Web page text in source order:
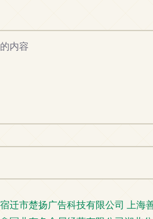
宿迁市楚扬广告科技有限公司 上海